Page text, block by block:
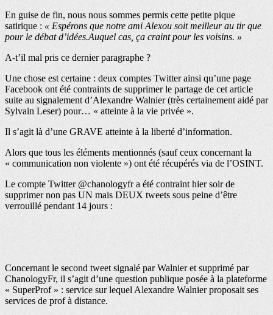
En guise de fin, nous nous sommes permis cette petite pique
satirique : « Espérons que notre ami Alexou soit meilleur au tir que
pour le débat d’idées.Auquel cas, ça craint pour les voisins. »
A-t’il mal pris ce dernier paragraphe ?
Une chose est certaine : deux comptes Twitter ainsi qu’une page
Facebook ont été contraints de supprimer le partage de cet article
suite au signalement d’Alexandre Walnier (très certainement aidé par
Sylvain Leser) pour… « atteinte à la vie privée ».
Il s’agit là d’une GRAVE atteinte à la liberté d’information.
Alors que tous les éléments mentionnés (sauf ceux concernant la
« communication non violente ») ont été récupérés via de l’OSINT.
Le compte Twitter @chanologyfr a été contraint hier soir de
supprimer non pas UN mais DEUX tweets sous peine d’être
verrouillé pendant 14 jours :
Concernant le second tweet signalé par Walnier et supprimé par
ChanologyFr, il s’agit d’une question publique posée à la plateforme
« SuperProf » : service sur lequel Alexandre Walnier proposait ses
services de prof à distance.